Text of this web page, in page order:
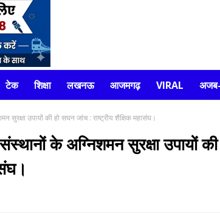
टेक शिक्षा लखनऊ आजमगढ़ VIRAL
उपायों की हो सघन जांच : राष्ट्रीय शैक्षिक महासंघ।
के अग्निशमन सुरक्षा उपायों की